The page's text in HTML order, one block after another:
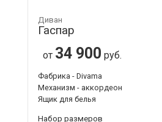
Диван
Гаспар
от 34 900 руб.
Фабрика - Divama
Механизм - аккордеон
Ящик для белья
Набор размеров